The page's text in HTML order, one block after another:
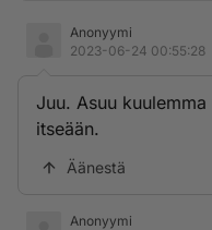
Anonyymi
2023-06-24 00:55:28
Juu. Asuu
itseään.
Äänestä
Anonyymi